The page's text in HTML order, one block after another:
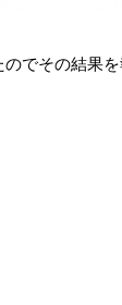
でその結果を